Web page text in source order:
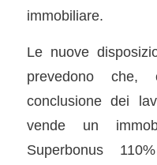
immobiliare.
Le nuove
prevedono
conclusione dei
vende un
Superbonus